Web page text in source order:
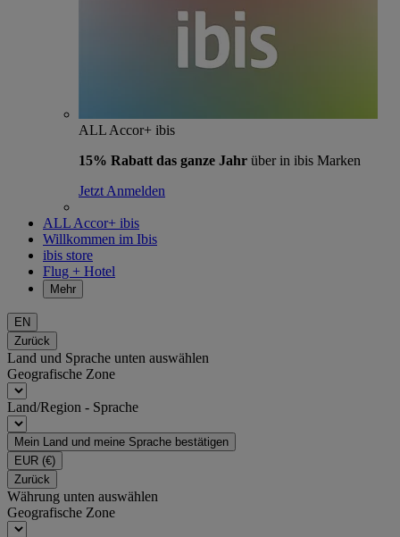
ALL Accor+ ibis
15% Rabatt das ganze Jahr über in ibis Marken
Jetzt Anmelden
ALL Accor+ ibis
Willkommen im Ibis
ibis store
Flug + Hotel
Mehr
EN
Zurück
Land und Sprache unten auswählen
Geografische Zone
Land/Region - Sprache
Mein Land und meine Sprache bestätigen
EUR (€)
Zurück
Währung unten auswählen
Geografische Zone